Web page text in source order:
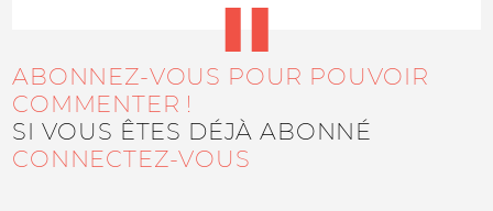
ABONNEZ-VOUS POUR POUVOIR
COMMENTER !
SI VOUS ÊTES DÉJÀ ABONNÉ
CONNECTEZ-VOUS